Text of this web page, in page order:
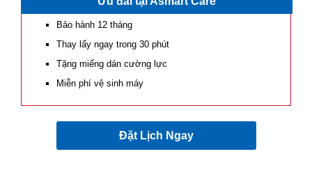
Bảo hành 12 tháng
Thay lấy ngay trong 30 phút
Tặng miếng dán cường lực
Miễn phí vệ sinh máy
Đặt Lịch Ngay